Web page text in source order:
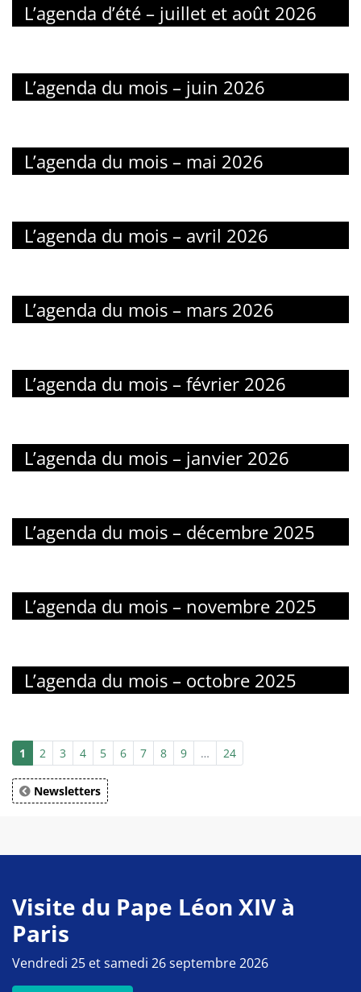
L’agenda d’été – juillet et août 2026
L’agenda du mois – juin 2026
L’agenda du mois – mai 2026
L’agenda du mois – avril 2026
L’agenda du mois – mars 2026
L’agenda du mois – février 2026
L’agenda du mois – janvier 2026
L’agenda du mois – décembre 2025
L’agenda du mois – novembre 2025
L’agenda du mois – octobre 2025
1 2 3 4 5 6 7 8 9 … 24
Newsletters
Visite du Pape Léon XIV à
Paris
Vendredi 25 et samedi 26 septembre 2026